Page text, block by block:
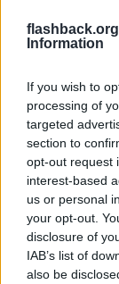
Information
If you wish to
processing of
targeted
section to
opt-out request
interest-based
us or personal
your opt-out.
disclosure of
IAB’s list of
also be
Donner123
Medlem
Citat:
För att reta upp
Ja du ser..du kan
du med flit bara
Gör världen
dig på vägarna